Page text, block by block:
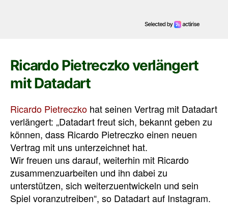
Ricardo Pietreczko verlängert
mit Datadart
Ricardo Pietreczko hat seinen Vertrag mit Datadart
verlängert: „Datadart freut sich, bekannt geben zu
können, dass Ricardo Pietreczko einen neuen
Vertrag mit uns unterzeichnet hat.
Wir freuen uns darauf, weiterhin mit Ricardo
zusammenzuarbeiten und ihn dabei zu
unterstützen, sich weiterzuentwickeln und sein
Spiel voranzutreiben“, so Datadart auf Instagram.